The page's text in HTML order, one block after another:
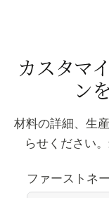
カスタマ
ン
材料の詳細、生
らせください
ファーストネ